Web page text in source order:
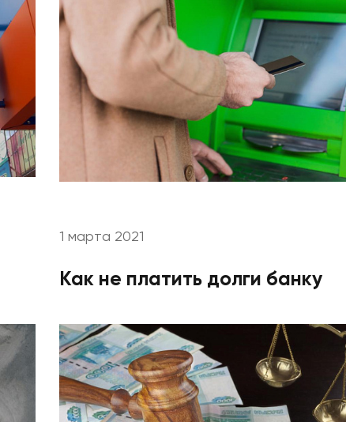
1 марта 2021
Как не платить долги банку